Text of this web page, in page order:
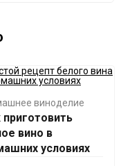
виноделие
приготовить
вино в
условиях